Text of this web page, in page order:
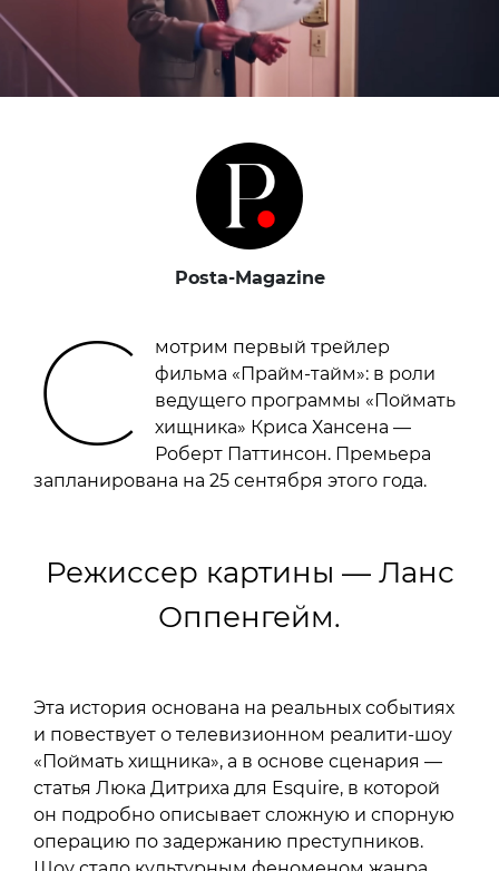
Posta-Magazine
С
мотрим первый трейлер
фильма «Прайм-тайм»: в роли
ведущего программы «Поймать
хищника» Криса Хансена —
Роберт Паттинсон. Премьера
запланирована на 25 сентября этого года.
Режиссер картины — Ланс
Оппенгейм.
Эта история основана на реальных событиях
и повествует о телевизионном реалити-шоу
«Поймать хищника», а в основе сценария —
статья Люка Дитриха для Esquire, в которой
он подробно описывает сложную и спорную
операцию по задержанию преступников.